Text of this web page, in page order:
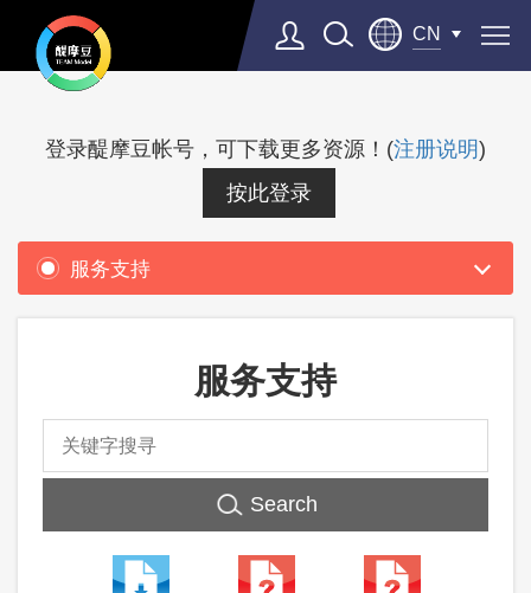
CN
登录醍摩豆帐号，可下载更多资源！(注册说明)
按此登录
服务支持
服务支持
Search